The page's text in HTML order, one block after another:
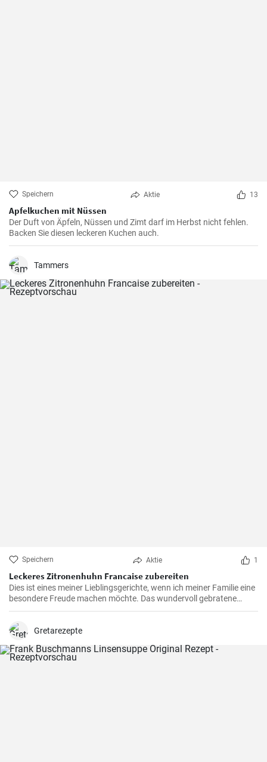
Speichern Aktie 13
Apfelkuchen mit Nüssen
Der Duft von Äpfeln, Nüssen und Zimt darf im Herbst nicht fehlen.
Backen Sie diesen leckeren Kuchen auch.
Tammers
Speichern Aktie 1
Leckeres Zitronenhuhn Francaise zubereiten
Dies ist eines meiner Lieblingsgerichte, wenn ich meiner Familie eine
besondere Freude machen möchte. Das wundervoll gebratene
Hähnchen, mariniert in cremigem Eierteig und überzogen mit einer
wenn Sie dieses schmackhafte Chicken Francaise einmal probiert
Gretarezepte